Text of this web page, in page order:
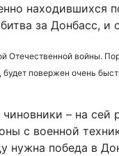
находившихся
за Донбасс,
Отечественной войны.
повержен очень
– на
с военной
победа в